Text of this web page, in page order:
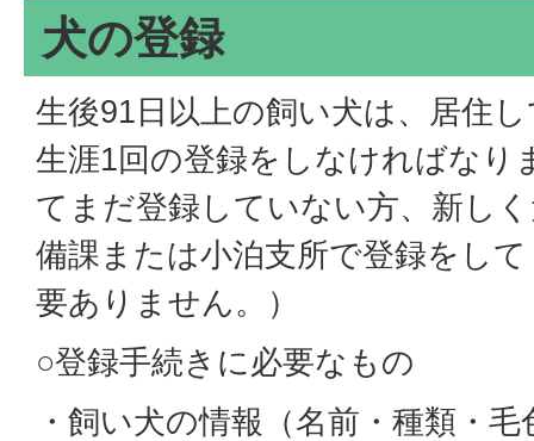
犬の登録
生後91日以上の飼い犬は、居住
生涯1回の登録をしなければなり
てまだ登録していない方、新し
備課または小泊支所で登録をし
要ありません。）
○登録手続きに必要なもの
・飼い犬の情報（名前・種類・